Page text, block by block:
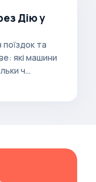
Дію у
та
які машини
ч...